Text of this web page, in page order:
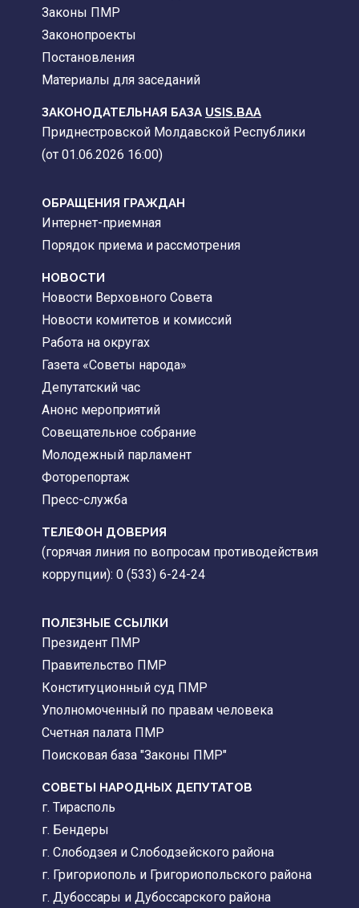
Законы ПМР
Законопроекты
Постановления
Материалы для заседаний
ЗАКОНОДАТЕЛЬНАЯ БАЗА USIS.BAA
Приднестровской Молдавской Республики
(от 01.06.2026 16:00)
ОБРАЩЕНИЯ ГРАЖДАН
Интернет-приемная
Порядок приема и рассмотрения
НОВОСТИ
Новости Верховного Совета
Новости комитетов и комиссий
Работа на округах
Газета «Советы народа»
Депутатский час
Анонс мероприятий
Совещательное собрание
Молодежный парламент
Фоторепортаж
Пресс-служба
ТЕЛЕФОН ДОВЕРИЯ
(горячая линия по вопросам противодействия
коррупции): 0 (533) 6-24-24
ПОЛЕЗНЫЕ ССЫЛКИ
Президент ПМР
Правительство ПМР
Конституционный суд ПМР
Уполномоченный по правам человека
Счетная палата ПМР
Поисковая база "Законы ПМР"
СОВЕТЫ НАРОДНЫХ ДЕПУТАТОВ
г. Тирасполь
г. Бендеры
г. Слободзея и Слободзейского района
г. Григориополь и Григориопольского района
г. Дубоссары и Дубоссарского района